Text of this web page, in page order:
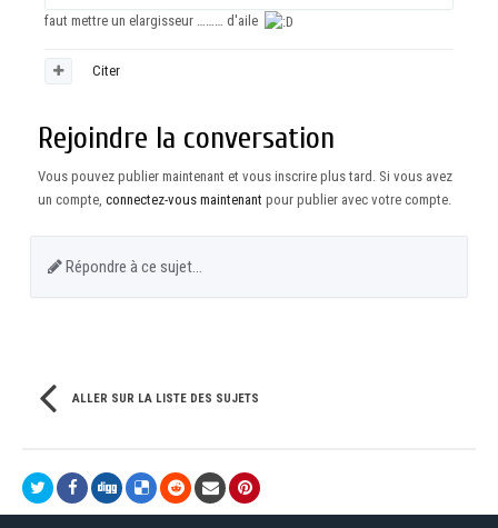
faut mettre un elargisseur ……… d'aile
Citer
Rejoindre la conversation
Vous pouvez publier maintenant et vous inscrire plus tard. Si vous avez
un compte, connectez-vous maintenant pour publier avec votre compte.
Répondre à ce sujet…
ALLER SUR LA LISTE DES SUJETS